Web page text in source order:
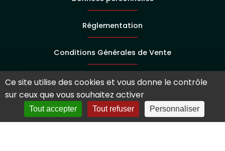
Réglementation
Conditions Générales de Vente
Les conditions de paiement en 3X4X Oney par carte
bancaire
Rétractation
Ce site utilise des cookies et vous donne le contrôle
sur ceux que vous souhaitez activer
Tout accepter Tout refuser Personnaliser